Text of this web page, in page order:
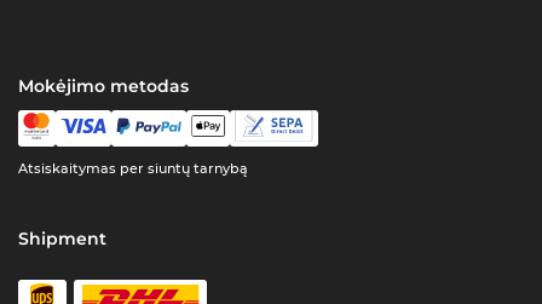
Mokėjimo metodas
Atsiskaitymas per siuntų tarnybą
Shipment